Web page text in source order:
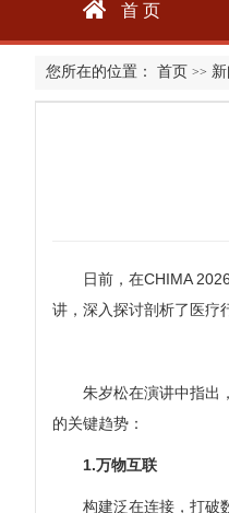
首 页
您所在的位置： 首页 >>
日前，在CHIMA
讲，深入探讨剖析了医疗
朱岁松在演讲中指出
的关键趋势：
1.万物互联
构建泛在连接，打破